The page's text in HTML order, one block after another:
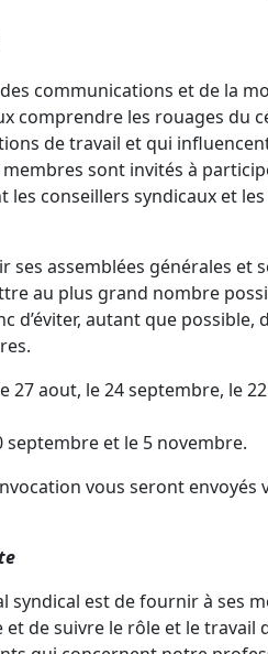
communications et de la
comprendre les rouages du
de travail et qui
sont invités à
les conseillers syndicaux et
ses assemblées générales et
au plus grand nombre
d’éviter, autant que possible,
27 aout, le 24 septembre, le
septembre et le 5 novembre.
vous seront envoyés
syndical est de fournir à ses
de suivre le rôle et le travail